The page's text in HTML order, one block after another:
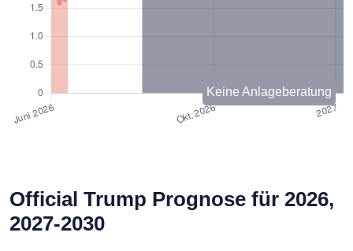
Keine Anlageberatung
Official Trump Prognose für 2026,
2027-2030